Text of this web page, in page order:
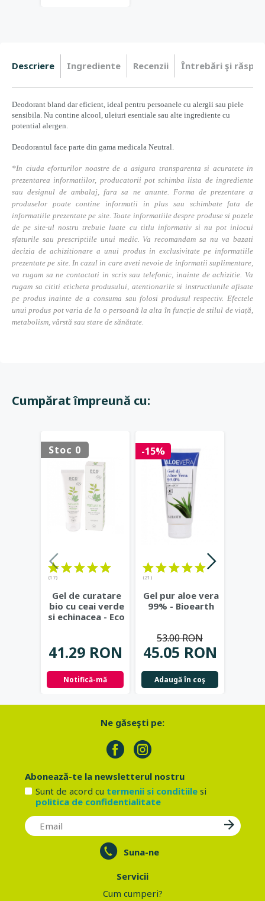
Descriere Ingrediente Recenzii Întrebări şi
Deodorant bland dar eficient, ideal pentru persoanele cu alergii sau piele
sensibila. Nu contine alcool, uleiuri esentiale sau alte ingrediente cu
potential alergen.
Deodorantul face parte din gama medicala Neutral.
*In ciuda eforturilor noastre de a asigura transparenta si acuratete in
prezentarea informatiilor, producatorii pot schimba lista de ingrediente
sau designul de ambalaj, fara sa ne anunte. Forma de prezentare a
produselor poate contine informatii in plus sau schimbate fata de
informatiile prezentate pe site. Toate informatiile despre produse si pozele
de pe site-ul nostru trebuie luate cu titlu informativ si nu pot inlocui
sfaturile sau prescriptiile unui medic. Va recomandam sa nu va bazati
decizia de achizitionare a unui produs in exclusivitate pe informatiile
prezentate pe site. In cazul in care aveti nevoie de informatii suplimentare,
va rugam sa ne contactati in scris sau telefonic, inainte de achizitie. Va
rugam sa cititi eticheta produsului, atentionarile si instructiunile afisate
pe produs inainte de a consuma sau folosi produsul respectiv. Efectele
unui produs pot varia de la o persoană la alta în funcție de stilul de viață,
metabolism, vârstă sau stare de sănătate.
Cumpărat împreună cu:
Stoc 0
(17)
Gel de curatare
bio cu ceai verde
si echinacea - Eco
41.29 RON
Notifică-mă
-15%
(21)
Gel pur aloe vera
99% - Bioearth
45.05 RON
53.00 RON
Adaugă în coş
Ne găseşti pe:
Abonează-te la newsletterul nostru
Sunt de acord cu termenii si conditiilesi
politica de confidentialitate
Suna-ne
Servicii
Cum cumperi?